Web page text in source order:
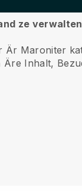
ze verwalten
Är Maroniter
Inhalt,